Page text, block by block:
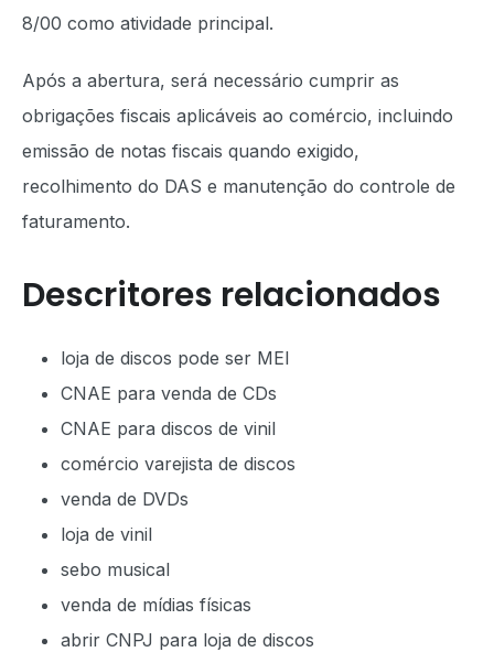
8/00 como atividade principal.
Após a abertura, será necessário cumprir as
obrigações fiscais aplicáveis ao comércio, incluindo
emissão de notas fiscais quando exigido,
recolhimento do DAS e manutenção do controle de
faturamento.
Descritores relacionados
loja de discos pode ser MEI
CNAE para venda de CDs
CNAE para discos de vinil
comércio varejista de discos
venda de DVDs
loja de vinil
sebo musical
venda de mídias físicas
abrir CNPJ para loja de discos